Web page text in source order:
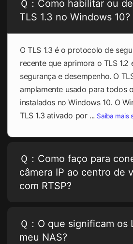
Ｑ：Como habilitar ou
TLS 1.3 no Windows 10?
O TLS 1.3 é o protocolo de
recente que aprimora o TLS 1.2
segurança e desempenho. O
amplamente usado para todos
instalados no Windows 10. O
TLS 1.3 ativado por ... Saiba mais
Ｑ：Como faço para
câmera IP ao centro de
com RTSP?
Ｑ：O que significam os
meu NAS?